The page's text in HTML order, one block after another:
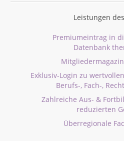
Leistungen
Premiumeintrag in
Datenbank
Exklusiv-Login zu
Berufs-, Fach-,
Zahlreiche Aus- &
reduzierten
Überregionale